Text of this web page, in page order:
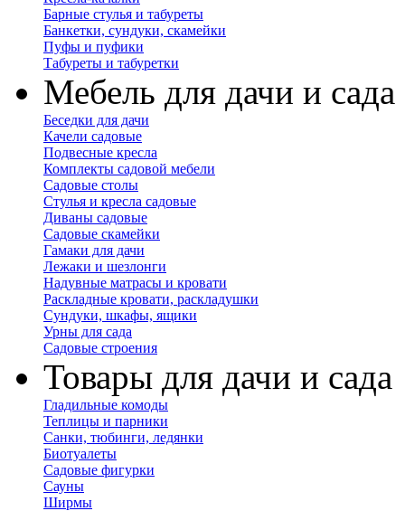
Барные стулья и табуреты
Банкетки, сундуки, скамейки
Пуфы и пуфики
Табуреты и табуретки
Мебель для дачи и сада
Беседки для дачи
Качели садовые
Подвесные кресла
Комплекты садовой мебели
Садовые столы
Стулья и кресла садовые
Диваны садовые
Садовые скамейки
Гамаки для дачи
Лежаки и шезлонги
Надувные матрасы и кровати
Раскладные кровати, раскладушки
Сундуки, шкафы, ящики
Урны для сада
Садовые строения
Товары для дачи и сада
Гладильные комоды
Теплицы и парники
Санки, тюбинги, ледянки
Биотуалеты
Садовые фигурки
Сауны
Ширмы